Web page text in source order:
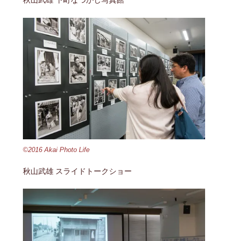
©2016 Akai Photo Life
秋山武雄 スライドトークショー